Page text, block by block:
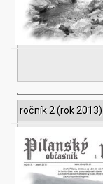
ročník 2 (rok 2013)